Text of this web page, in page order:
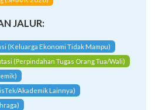
JALUR:
(Keluarga Ekonomi Tidak Mampu)
(Perpindahan Tugas Orang Tua/Wali)
Akademik Lainnya)